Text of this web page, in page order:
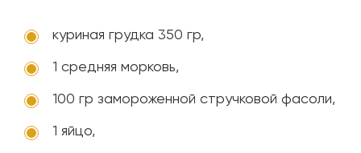
куриная грудка 350 гр,
1 средняя морковь,
100 гр замороженной стручковой фасоли,
1 яйцо,